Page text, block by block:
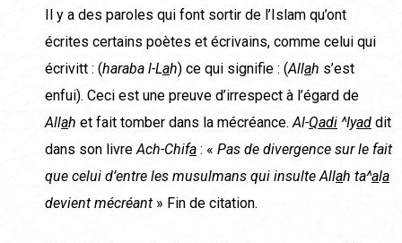
Il y a des paroles qui font sortir de l’Islam qu’ont
écrites certains poètes et écrivains, comme celui qui
écrivitt : (haraba l-Lah) ce qui signifie : (Allah s’est
enfui). Ceci est une preuve d’irrespect à l’égard de
Allah et fait tomber dans la mécréance.Al-Qadi ^Iyad dit
dans son livreAch-Chifa : « Pas de divergence sur le fait
que celui d’entre les musulmans qui insulte Allah ta^ala
devient mécréant » Fin de citation.